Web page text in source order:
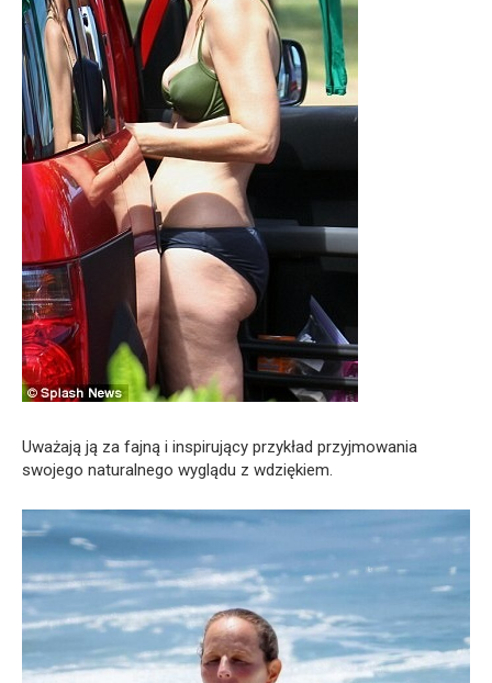
Uważają ją za fajną i inspirujący przykład przyjmowania
swojego naturalnego wyglądu z wdziękiem.